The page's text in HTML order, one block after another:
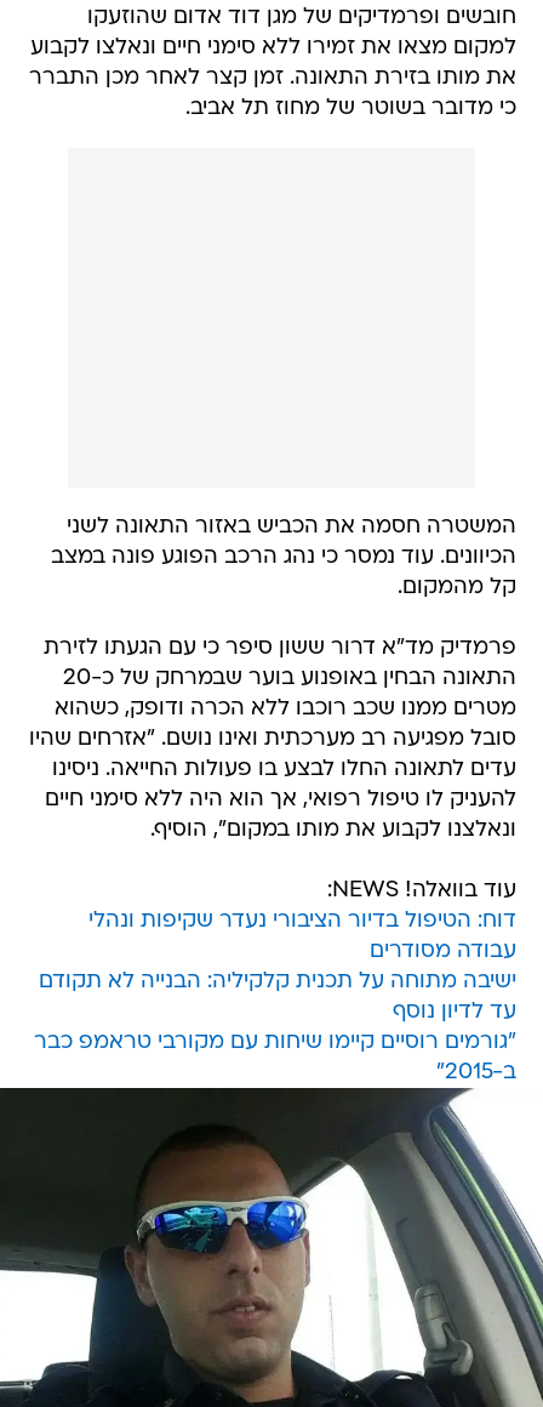
חובשים ופרמדיקים של מגן דוד אדום שהוזעקו
למקום מצאו את זמירו ללא סימני חיים ונאלצו לקבוע
את מותו בזירת התאונה. זמן קצר לאחר מכן התברר
כי מדובר בשוטר של מחוז תל אביב.
המשטרה חסמה את הכביש באזור התאונה לשני
הכיוונים. עוד נמסר כי נהג הרכב הפוגע פונה במצב
קל מהמקום.
פרמדיק מד"א דרור ששון סיפר כי עם הגעתו לזירת
התאונה הבחין באופנוע בוער שבמרחק של כ-20
מטרים ממנו שכב רוכבו ללא הכרה ודופק, כשהוא
סובל מפגיעה רב מערכתית ואינו נושם. "אזרחים שהיו
עדים לתאונה החלו לבצע בו פעולות החייאה. ניסינו
להעניק לו טיפול רפואי, אך הוא היה ללא סימני חיים
ונאלצנו לקבוע את מותו במקום", הוסיף.
עוד בוואלה! NEWS:
דוח: הטיפול בדיור הציבורי נעדר שקיפות ונהלי
עבודה מסודרים
ישיבה מתוחה על תכנית קלקיליה: הבנייה לא תקודם
עד לדיון נוסף
"גורמים רוסיים קיימו שיחות עם מקורבי טראמפ כבר
ב-2015"